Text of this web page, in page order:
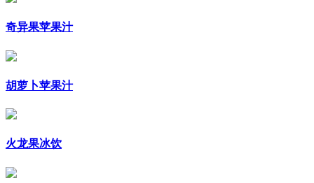
奇异果苹果汁
胡萝卜苹果汁
火龙果冰饮